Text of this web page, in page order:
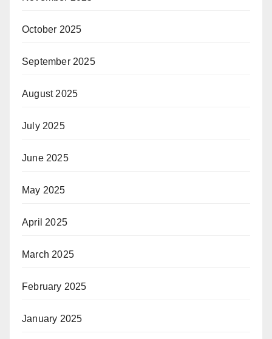
October 2025
September 2025
August 2025
July 2025
June 2025
May 2025
April 2025
March 2025
February 2025
January 2025